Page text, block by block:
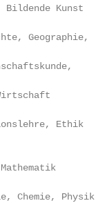
Bildende Kunst
Geographie,
Ethik
Chemie, Physik